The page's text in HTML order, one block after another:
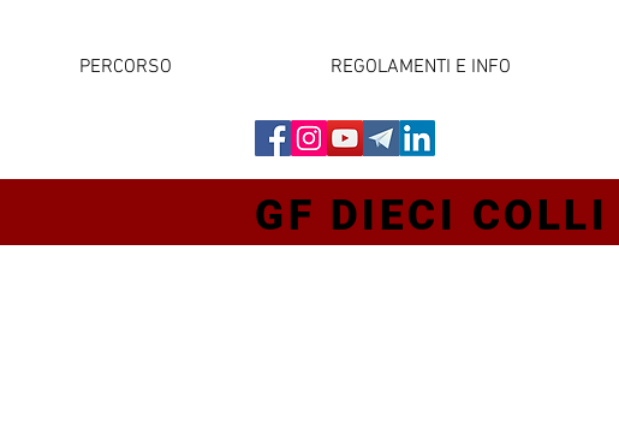
PERCORSO REGOLAMENTI E INFO
GF DIECI COLLI